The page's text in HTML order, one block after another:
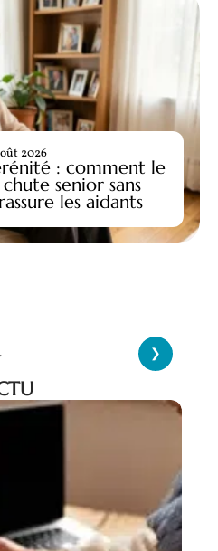
: comment le
senior sans
les aidants
2026